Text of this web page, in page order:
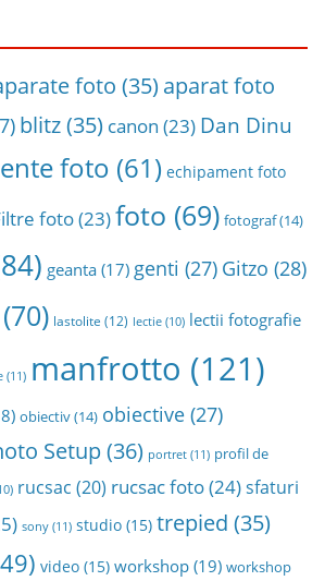
foto (35) aparat foto
blitz(35) canon (23) Dan Dinu
foto (61) echipament foto
foto(23)foto (69) fotograf(14)
geanta (17) genti (27) Gitzo (28)
(70) lastolite (12) lectie (10) lectii fotografie
(11) manfrotto (121)
obiectiv(14) obiective (27)
Setup(36) portret (11) profil de
rucsac (20) rucsac foto(24)sfaturi
sony (11) studio (15) trepied (35)
video (15) workshop (19) workshop